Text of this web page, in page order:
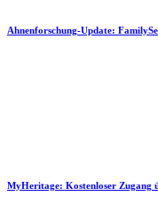
Ahnenforschung-Update:
MyHeritage: Kostenloser Zugang